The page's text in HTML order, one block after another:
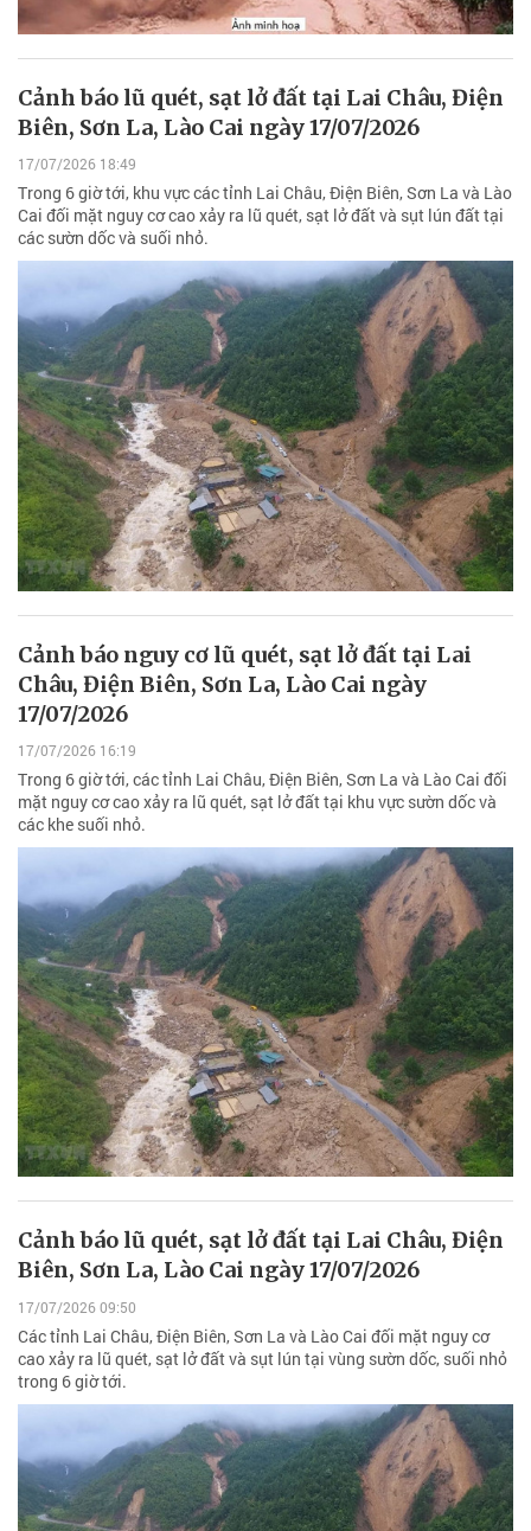
Cảnh báo lũ quét, sạt lở đất tại Lai Châu, Điện
Biên, Sơn La, Lào Cai ngày 17/07/2026
17/07/2026 18:49
Trong 6 giờ tới, khu vực các tỉnh Lai Châu, Điện Biên, Sơn La và Lào
Cai đối mặt nguy cơ cao xảy ra lũ quét, sạt lở đất và sụt lún đất tại
các sườn dốc và suối nhỏ.
Cảnh báo nguy cơ lũ quét, sạt lở đất tại Lai
Châu, Điện Biên, Sơn La, Lào Cai ngày
17/07/2026
17/07/2026 16:19
Trong 6 giờ tới, các tỉnh Lai Châu, Điện Biên, Sơn La và Lào Cai đối
mặt nguy cơ cao xảy ra lũ quét, sạt lở đất tại khu vực sườn dốc và
các khe suối nhỏ.
Cảnh báo lũ quét, sạt lở đất tại Lai Châu, Điện
Biên, Sơn La, Lào Cai ngày 17/07/2026
17/07/2026 09:50
Các tỉnh Lai Châu, Điện Biên, Sơn La và Lào Cai đối mặt nguy cơ
cao xảy ra lũ quét, sạt lở đất và sụt lún tại vùng sườn dốc, suối nhỏ
trong 6 giờ tới.